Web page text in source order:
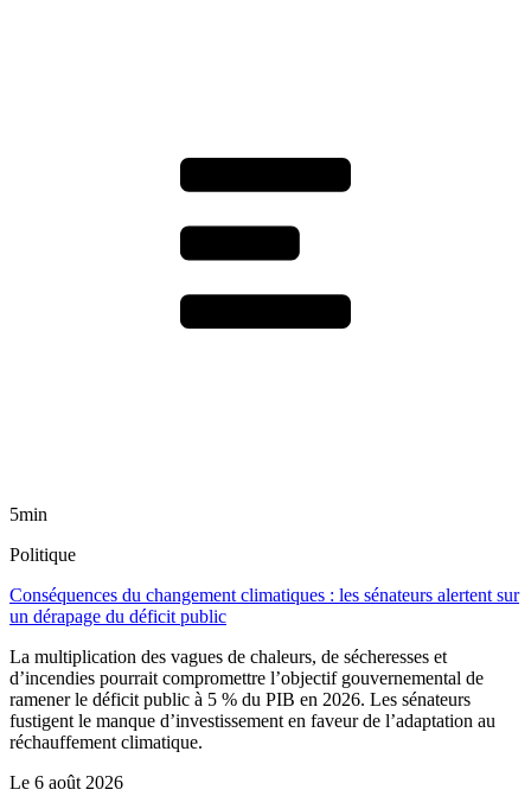
5min
Politique
Conséquences du changement climatiques : les sénateurs alertent sur
un dérapage du déficit public
La multiplication des vagues de chaleurs, de sécheresses et
d’incendies pourrait compromettre l’objectif gouvernemental de
ramener le déficit public à 5 % du PIB en 2026. Les sénateurs
fustigent le manque d’investissement en faveur de l’adaptation au
réchauffement climatique.
Le 6 août 2026